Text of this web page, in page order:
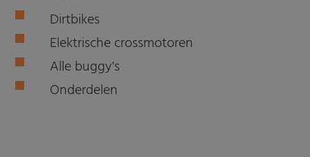
Dirtbikes
Elektrische crossmotoren
Alle buggy's
Onderdelen